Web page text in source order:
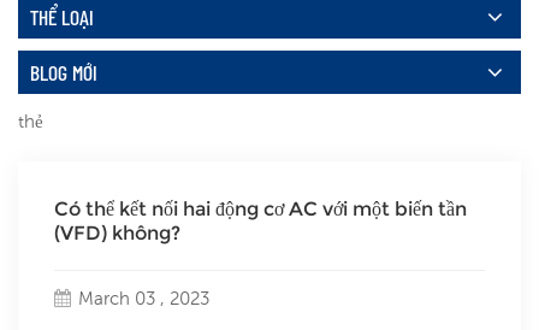
THỂ LOẠI
BLOG MỚI
thẻ
Có thể kết nối hai động cơ AC với một biến tần
(VFD) không?
March 03 , 2023